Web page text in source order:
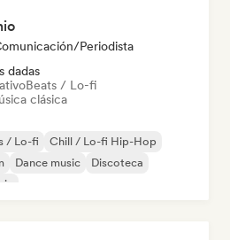
Periodista
dadas
Beats / Lo-fi
clásica
/ Lo-fi
Chill / Lo-fi Hip-Hop
Dance music
Discoteca